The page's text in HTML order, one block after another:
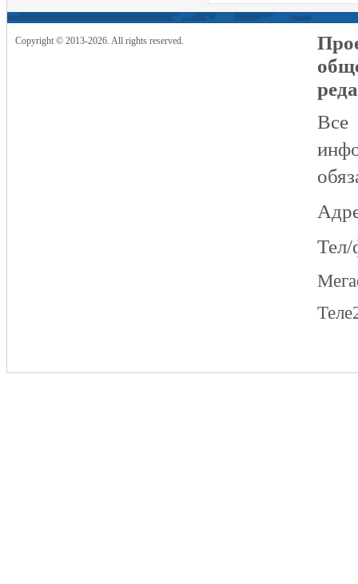
Copyright © 2013-2026. All rights reserved.